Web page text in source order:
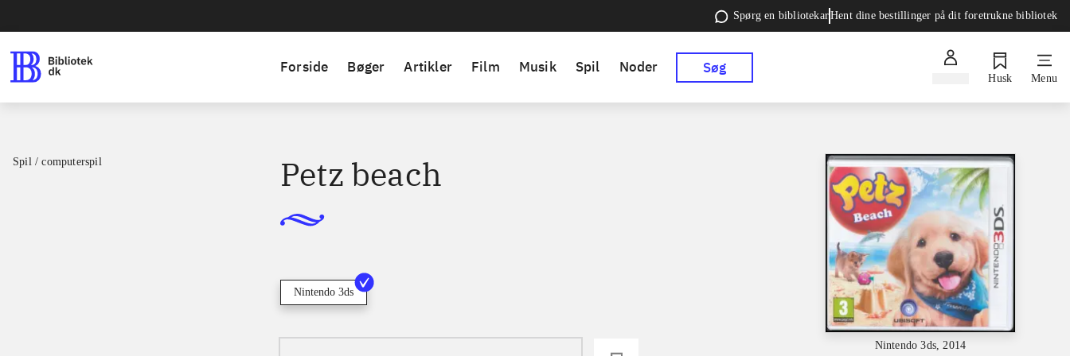
Spørg en bibliotekarHent dine bestillinger på dit foretrukne bibliotek
Forside Bøger Artikler Film Musik Spil Noder Søg
Husk Menu
Spil / computerspil
Nintendo 3ds, 2014
Petz beach
Nintendo 3ds